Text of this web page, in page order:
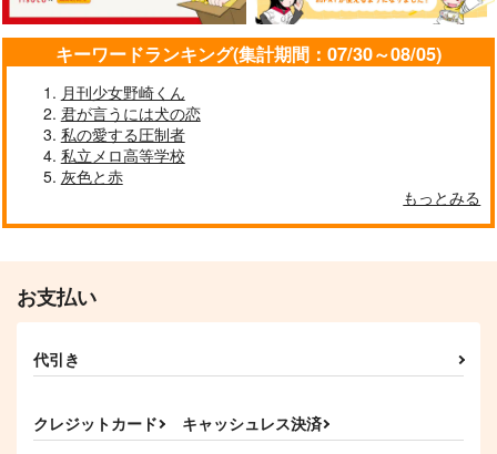
キーワードランキング(集計期間：07/30～08/05)
月刊少女野崎くん
君が言うには犬の恋
私の愛する圧制者
私立メロ高等学校
灰色と赤
もっとみる
お支払い
代引き
クレジットカード キャッシュレス決済